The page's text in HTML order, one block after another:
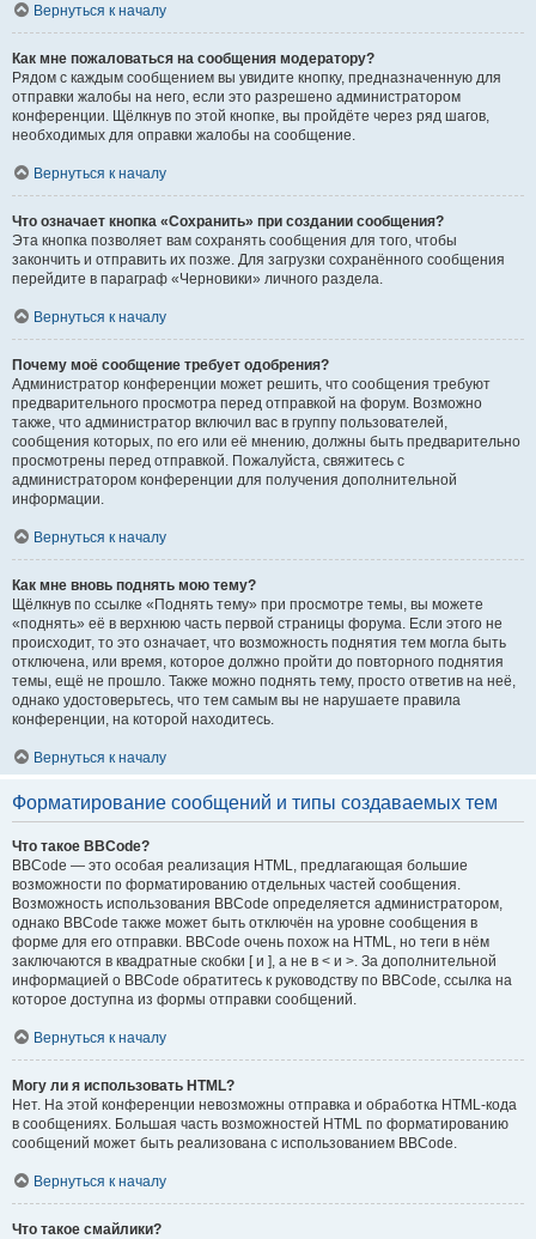
Вернуться к началу
Как мне пожаловаться на сообщения модератору?
Рядом с каждым сообщением вы увидите кнопку, предназначенную для
отправки жалобы на него, если это разрешено администратором
конференции. Щёлкнув по этой кнопке, вы пройдёте через ряд шагов,
необходимых для оправки жалобы на сообщение.
Вернуться к началу
Что означает кнопка «Сохранить» при создании сообщения?
Эта кнопка позволяет вам сохранять сообщения для того, чтобы
закончить и отправить их позже. Для загрузки сохранённого сообщения
перейдите в параграф «Черновики» личного раздела.
Вернуться к началу
Почему моё сообщение требует одобрения?
Администратор конференции может решить, что сообщения требуют
предварительного просмотра перед отправкой на форум. Возможно
также, что администратор включил вас в группу пользователей,
сообщения которых, по его или её мнению, должны быть предварительно
просмотрены перед отправкой. Пожалуйста, свяжитесь с
администратором конференции для получения дополнительной
информации.
Вернуться к началу
Как мне вновь поднять мою тему?
Щёлкнув по ссылке «Поднять тему» при просмотре темы, вы можете
«поднять» её в верхнюю часть первой страницы форума. Если этого не
происходит, то это означает, что возможность поднятия тем могла быть
отключена, или время, которое должно пройти до повторного поднятия
темы, ещё не прошло. Также можно поднять тему, просто ответив на неё,
однако удостоверьтесь, что тем самым вы не нарушаете правила
конференции, на которой находитесь.
Вернуться к началу
Форматирование сообщений и типы создаваемых тем
Что такое BBCode?
BBCode — это особая реализация HTML, предлагающая большие
возможности по форматированию отдельных частей сообщения.
Возможность использования BBCode определяется администратором,
однако BBCode также может быть отключён на уровне сообщения в
форме для его отправки. BBCode очень похож на HTML, но теги в нём
заключаются в квадратные скобки [ и ], а не в < и >. За дополнительной
информацией о BBCode обратитесь к руководству по BBCode, ссылка на
которое доступна из формы отправки сообщений.
Вернуться к началу
Могу ли я использовать HTML?
Нет. На этой конференции невозможны отправка и обработка HTML-кода
в сообщениях. Большая часть возможностей HTML по форматированию
сообщений может быть реализована с использованием BBCode.
Вернуться к началу
Что такое смайлики?